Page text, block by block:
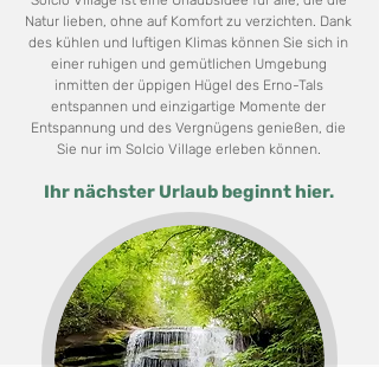
Natur lieben, ohne auf Komfort zu verzichten. Dank
des kühlen und luftigen Klimas können Sie sich in
einer ruhigen und gemütlichen Umgebung
inmitten der üppigen Hügel des Erno-Tals
entspannen und einzigartige Momente der
Entspannung und des Vergnügens genießen, die
Sie nur im Solcio Village erleben können.
Ihr nächster Urlaub beginnt hier.